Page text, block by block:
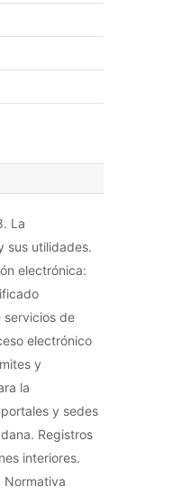
La
sus utilidades.
electrónica:
servicios de
electrónico
y
la
y sedes
Registros
interiores.
Normativa